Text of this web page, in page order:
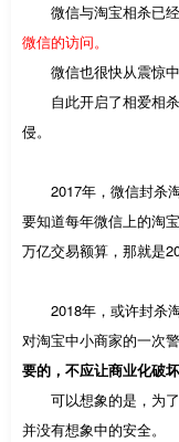
微信与淘宝相杀已经
微信的访问。
微信也很快从震惊中
自此开启了相爱相杀
侵。
2017年，微信封杀
要知道每年微信上的淘
万亿交易额算，那就是
2018年，或许封杀淘
对淘宝中小商家的一次警
要的，不应让商业化破
可以想象的是，为了
并没有想象中的安全。